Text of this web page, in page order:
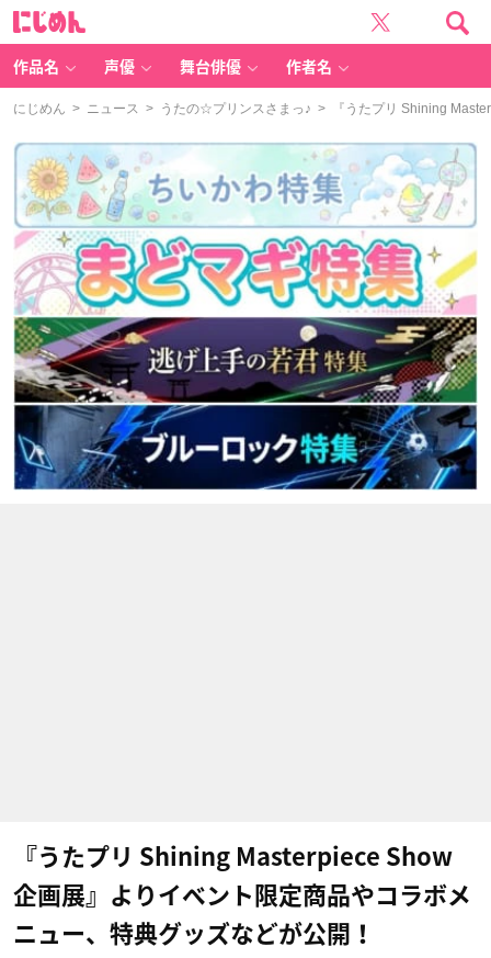
作品名 声優 舞台俳優 作者名
にじめん > ニュース > うたの☆プリンスさまっ♪ > 『うたプリ Shining
『うたプリ Shining Masterpiece Show
企画展』よりイベント限定商品やコラボメ
ニュー、特典グッズなどが公開！